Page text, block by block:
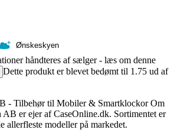
Ønskeskyen
håndteres af sælger - læs om denne
Dette produkt er blevet bedømt til 1.75 ud af
- Tilbehør til Mobiler & Smartklockor Om
AB er ejer af CaseOnline.dk. Sortimentet er
allerfleste modeller på markedet.